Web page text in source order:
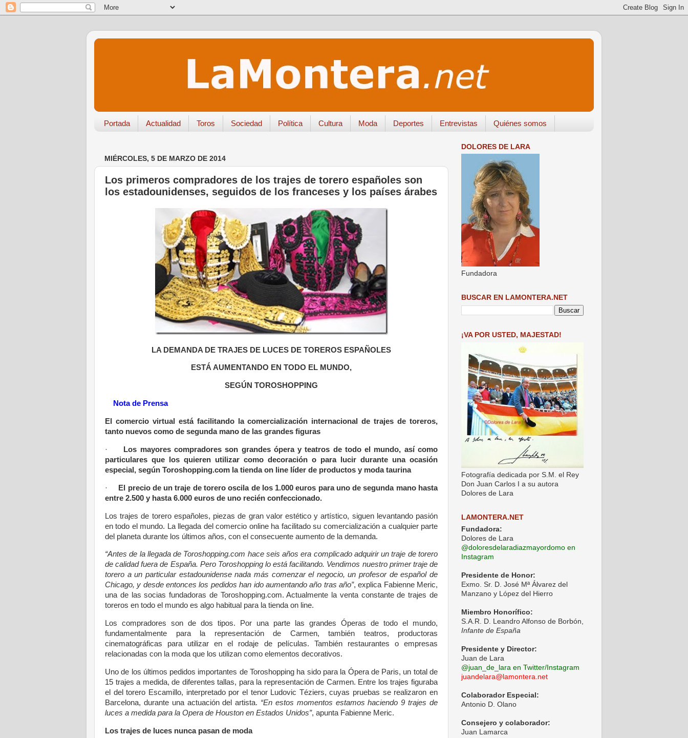
Portada Actualidad Toros Sociedad Política Cultura Moda Deportes Entrevistas Quiénes somos
MIÉRCOLES, 5 DE MARZO DE 2014
Los primeros compradores de los trajes de torero españoles son
los estadounidenses, seguidos de los franceses y los países árabes
LA DEMANDA DE TRAJES DE LUCES DE TOREROS ESPAÑOLES
ESTÁ AUMENTANDO EN TODO EL MUNDO,
SEGÚN TOROSHOPPING
Nota de Prensa
El comercio virtual está facilitando la comercialización internacional de trajes de toreros,
tanto nuevos como de segunda mano de las grandes figuras
·
Los mayores compradores son grandes ópera y teatros de todo el mundo, así como
particulares que los quieren utilizar como decoración o para lucir durante una ocasión
especial, según Toroshopping.com la tienda on line líder de productos y moda taurina
·
El precio de un traje de torero oscila de los 1.000 euros para uno de segunda mano hasta
entre 2.500 y hasta 6.000 euros de uno recién confeccionado.
Los trajes de torero españoles, piezas de gran valor estético y artístico, siguen levantando pasión
en todo el mundo. La llegada del comercio online ha facilitado su comercialización a cualquier parte
del planeta durante los últimos años, con el consecuente aumento de la demanda.
“Antes de la llegada de Toroshopping.com hace seis años era complicado adquirir un traje de torero
de calidad fuera de España. Pero Toroshopping lo está facilitando. Vendimos nuestro primer traje de
torero a un particular estadounidense nada más comenzar el negocio, un profesor de español de
Chicago, y desde entonces los pedidos han ido aumentando año tras año”, explica Fabienne Meric,
una de las socias fundadoras de Toroshopping.com. Actualmente la venta constante de trajes de
toreros en todo el mundo es algo habitual para la tienda on line.
Los compradores son de dos tipos. Por una parte las grandes Óperas de todo el mundo,
fundamentalmente para la representación de Carmen, también teatros, productoras
cinematográficas para utilizar en el rodaje de películas. También restaurantes o empresas
relacionadas con la moda que los utilizan como elementos decorativos.
Uno de los últimos pedidos importantes de Toroshopping ha sido para la Ópera de Paris, un total de
15 trajes a medida, de diferentes tallas, para la representación de Carmen. Entre los trajes figuraba
el del torero Escamillo, interpretado por el tenor Ludovic Téziers, cuyas pruebas se realizaron en
Barcelona, durante una actuación del artista. “En estos momentos estamos haciendo 9 trajes de
luces a medida para la Opera de Houston en Estados Unidos”, apunta Fabienne Meric.
Los trajes de luces nunca pasan de moda
DOLORES DE LARA
Fundadora
BUSCAR EN LAMONTERA.NET
¡VA POR USTED, MAJESTAD!
Fotografía dedicada por S.M. el Rey
Don Juan Carlos I a su autora
Dolores de Lara
LAMONTERA.NET
Fundadora:
Dolores de Lara
@doloresdelaradiazmayordomo en
Instagram
Presidente de Honor:
Exmo. Sr. D. José Mª Álvarez del
Manzano y López del Hierro
Miembro Honorífico:
S.A.R. D. Leandro Alfonso de Borbón,
Infante de España
Presidente y Director:
Juan de Lara
@juan_de_lara en Twitter/Instagram
juandelara@lamontera.net
Colaborador Especial:
Antonio D. Olano
Consejero y colaborador:
Juan Lamarca